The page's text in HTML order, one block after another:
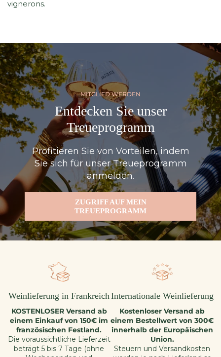
vignerons.
MITGLIED WERDEN
Entdecken Sie unser
Treueprogramm
Profitieren Sie von Vorteilen, indem
Sie sich für unser Treueprogramm
anmelden.
ZUGRIFF AUF MEIN
TREUEPROGRAMM
Weinlieferung in Frankreich
KOSTENLOSER Versand ab
einem Einkauf von 150€ im
französischen Festland.
Die voraussichtliche Lieferzeit
beträgt 5 bis 7 Tage (ohne
Internationale Weinlieferung
Kostenloser Versand ab
einem Bestellwert von 300€
innerhalb der Europäischen
Union.
Steuern und Versandkosten